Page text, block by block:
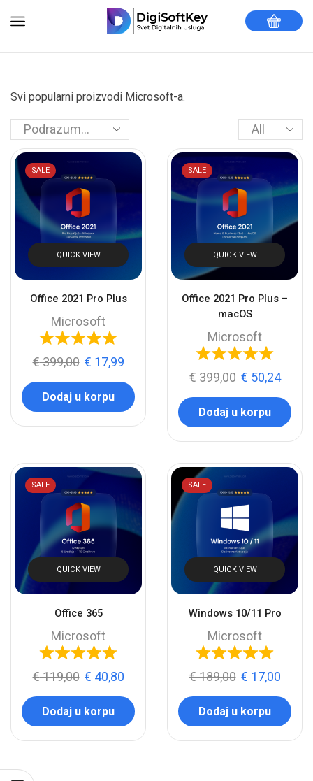
Svi popularni proizvodi Microsoft-a.
SALE
QUICK VIEW
Office 2021 Pro Plus
Microsoft
€399,00 € 17,99
Dodaj u korpu
SALE
QUICK VIEW
Office 2021 Pro Plus –
macOS
Microsoft
€399,00 € 50,24
Dodaj u korpu
SALE
QUICK VIEW
Office 365
Microsoft
€119,00 € 40,80
Dodaj u korpu
SALE
QUICK VIEW
Windows 10/11 Pro
Microsoft
€189,00 € 17,00
Dodaj u korpu